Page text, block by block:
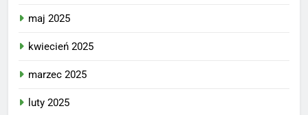
maj 2025
kwiecień 2025
marzec 2025
luty 2025